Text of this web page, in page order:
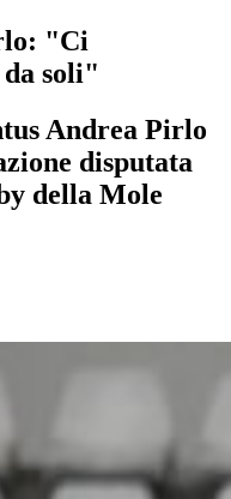
"Ci
soli"
Andrea Pirlo
disputata
della Mole